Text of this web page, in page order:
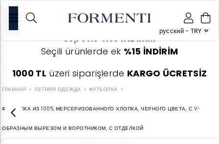
русский - TRY
0
Sepette%10 İNDİRİM
Seçili ürünlerde ek %15 İNDİRİM
1000 TL üzeri siparişlerde KARGO ÜCRETSİZ
ГЛАВНАЯ ЛЕТНЯЯ ОДЕЖДА ФУТБОЛКА
ФУТБОЛКА ИЗ 100% МЕРСЕРИЗОВАННОГО ХЛОПКА, ЧЕРНОГО ЦВЕТА, С V-
ОБРАЗНЫМ ВЫРЕЗОМ И ВОРОТНИКОМ, С ОТДЕЛКОЙ